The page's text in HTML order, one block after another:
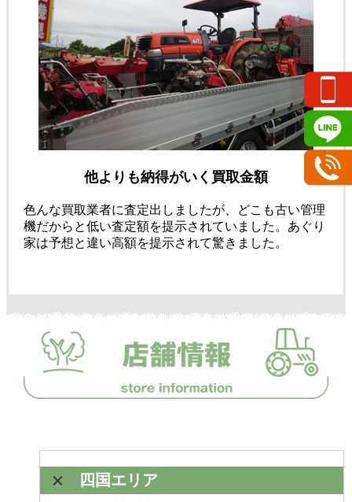
他よりも納得がいく買取金額
色んな買取業者に査定出しましたが、どこも古い管理
機だからと低い査定額を提示されていました。あぐり
家は予想と違い高額を提示されて驚きました。
四国エリア